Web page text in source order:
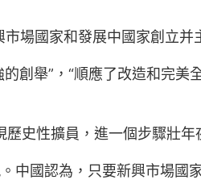
場國家和發展中國家創立并
創舉”，“順應了改造和完
史性擴員，進一個步驟壯年
中國認為，只要新興市場國